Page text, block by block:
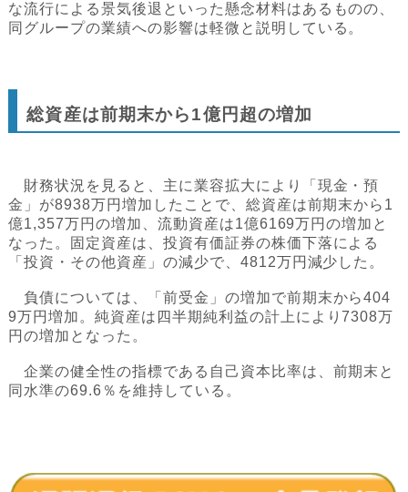
な流行による景気後退といった懸念材料はあるものの、
同グループの業績への影響は軽微と説明している。
総資産は前期末から1億円超の増加
財務状況を見ると、主に業容拡大により「現金・預
金」が8938万円増加したことで、総資産は前期末から1
億1,357万円の増加、流動資産は1億6169万円の増加と
なった。固定資産は、投資有価証券の株価下落による
「投資・その他資産」の減少で、4812万円減少した。
負債については、「前受金」の増加で前期末から404
9万円増加。純資産は四半期純利益の計上により7308万
円の増加となった。
企業の健全性の指標である自己資本比率は、前期末と
同水準の69.6％を維持している。